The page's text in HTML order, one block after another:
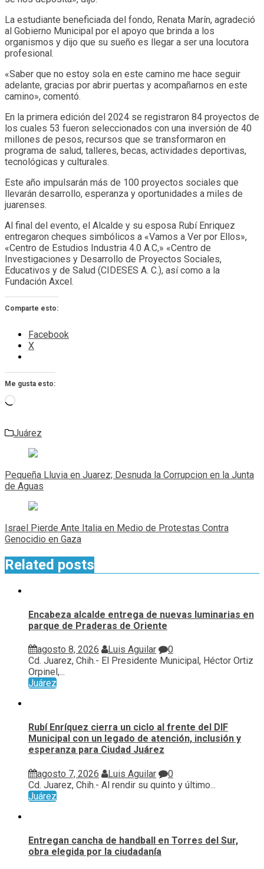
La estudiante beneficiada del fondo, Renata Marín, agradeció
al Gobierno Municipal por el apoyo que brinda a los
organismos y dijo que su sueño es llegar a ser una locutora
profesional.
«Saber que no estoy sola en este camino me hace seguir
adelante, gracias por abrir puertas y acompañarnos en este
camino», comentó.
En la primera edición del 2024 se registraron 84 proyectos de
los cuales 53 fueron seleccionados con una inversión de 40
millones de pesos, recursos que se transformaron en
programa de salud, talleres, becas, actividades deportivas,
tecnológicas y culturales.
Este año impulsarán más de 100 proyectos sociales que
llevarán desarrollo, esperanza y oportunidades a miles de
juarenses.
Al final del evento, el Alcalde y su esposa Rubí Enriquez
entregaron cheques simbólicos a «Vamos a Ver por Ellos»,
«Centro de Estudios Industria 4.0 A.C,» «Centro de
Investigaciones y Desarrollo de Proyectos Sociales,
Educativos y de Salud (CIDESES A. C.), así como a la
Fundación Axcel.
Comparte esto:
Facebook
X
Me gusta esto:
Cargando...
Juárez
Navegación
de
entradas
Pequeña Lluvia en Juarez; Desnuda la Corrupcion en la Junta
de Aguas
Israel Pierde Ante Italia en Medio de Protestas Contra
Genocidio en Gaza
Related posts
Encabeza alcalde entrega de nuevas luminarias en
parque de Praderas de Oriente
agosto 8, 2026 Luis Aguilar
0
Cd. Juarez, Chih.- El Presidente Municipal, Héctor Ortiz
Orpinel,...
Juárez
Rubí Enríquez cierra un ciclo al frente del DIF
Municipal con un legado de atención, inclusión y
esperanza para Ciudad Juárez
agosto 7, 2026 Luis Aguilar
0
Cd. Juarez, Chih.- Al rendir su quinto y último...
Juárez
Entregan cancha de handball en Torres del Sur,
obra elegida por la ciudadanía